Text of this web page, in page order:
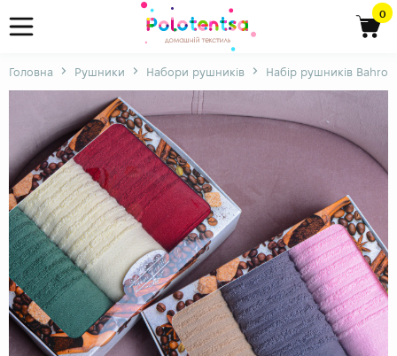
0
Головна Рушники Набори рушників Набір рушників